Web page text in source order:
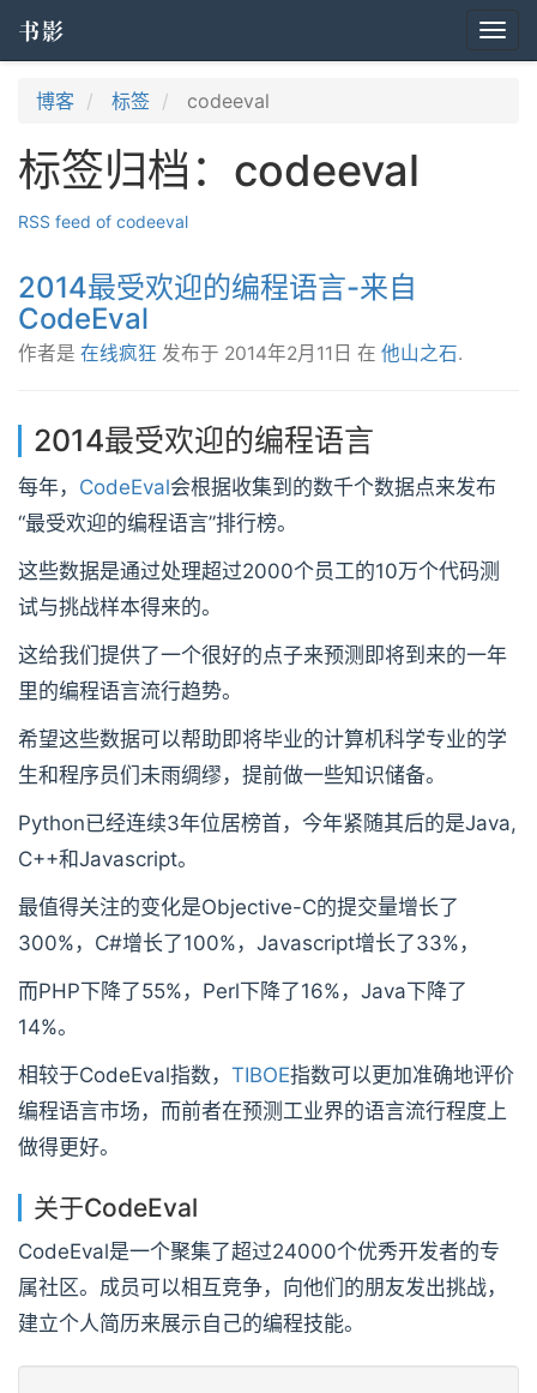
书影
博客 标签 codeeval
标签归档：codeeval
RSS feed of codeeval
2014最受欢迎的编程语言-来自
CodeEval
作者是 在线疯狂 发布于 2014年2月11日 在 他山之石.
2014最受欢迎的编程语言
每年， CodeEval会根据收集到的数千个数据点来发布
“最受欢迎的编程语言”排行榜。
这些数据是通过处理超过2000个员工的10万个代码测
试与挑战样本得来的。
这给我们提供了一个很好的点子来预测即将到来的一年
里的编程语言流行趋势。
希望这些数据可以帮助即将毕业的计算机科学专业的学
生和程序员们未雨绸缪，提前做一些知识储备。
Python已经连续3年位居榜首，今年紧随其后的是Java,
C++和Javascript。
最值得关注的变化是Objective-C的提交量增长了
300%，C#增长了100%，Javascript增长了33%，
而PHP下降了55%，Perl下降了16%，Java下降了
14%。
相较于CodeEval指数， TIBOE指数可以更加准确地评价
编程语言市场，而前者在预测工业界的语言流行程度上
做得更好。
关于CodeEval
CodeEval是一个聚集了超过24000个优秀开发者的专
属社区。成员可以相互竞争，向他们的朋友发出挑战，
建立个人简历来展示自己的编程技能。